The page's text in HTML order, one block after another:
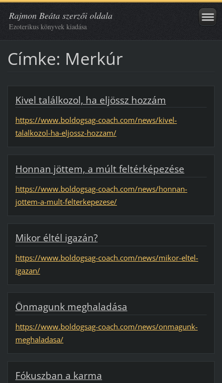
Rajmon Beáta szerzői oldala
Ezoterikus könyvek kiadása
Címke: Merkúr
Kivel találkozol, ha eljössz hozzám
https://www.boldogsag-coach.com/news/kivel-
talalkozol-ha-eljossz-hozzam/
Honnan jöttem, a múlt feltérképezése
https://www.boldogsag-coach.com/news/honnan-
jottem-a-mult-felterkepezese/
Mikor éltél igazán?
https://www.boldogsag-coach.com/news/mikor-eltel-
igazan/
Önmagunk meghaladása
https://www.boldogsag-coach.com/news/onmagunk-
meghaladasa/
Fókuszban a karma